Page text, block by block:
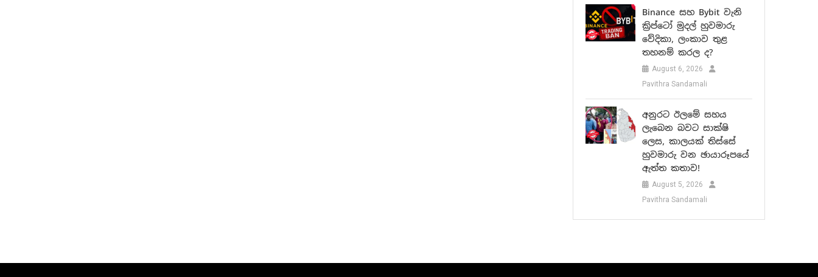
Binance සහ Bybit වැනි
ක්‍රිප්ටෝ මුදල් හුවමාරු
වේදිකා, ලංකාව තුළ
තහනම් කරල ද?
August 6, 2026
Pavithra Sandamali
අනුරට ඊලමේ සහය
ලැබෙන බවට සාක්ෂි
ලෙස, කාලයක් තිස්සේ
හුවමාරු වන ඡායාරූපයේ
ඇත්ත කතාව!
August 5, 2026
Pavithra Sandamali